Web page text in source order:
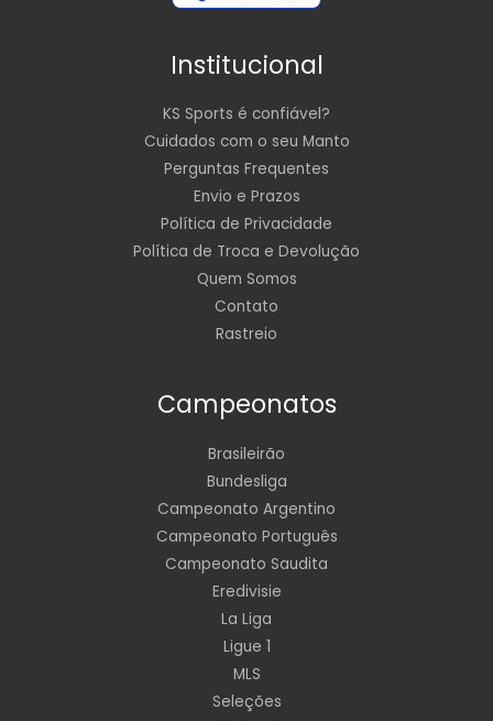
Institucional
KS Sports é confiável?
Cuidados com o seu Manto
Perguntas Frequentes
Envio e Prazos
Política de Privacidade
Política de Troca e Devolução
Quem Somos
Contato
Rastreio
Campeonatos
Brasileirão
Bundesliga
Campeonato Argentino
Campeonato Português
Campeonato Saudita
Eredivisie
La Liga
Ligue 1
MLS
Seleções